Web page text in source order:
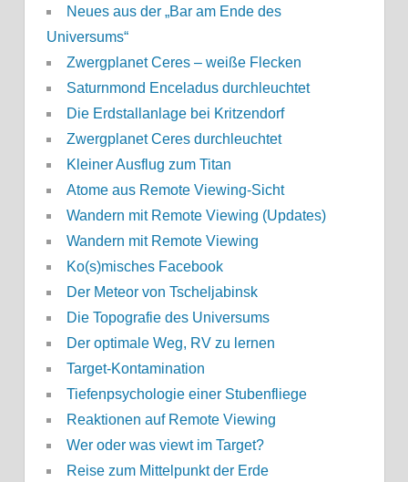
Neues aus der „Bar am Ende des
Universums“
Zwergplanet Ceres – weiße Flecken
Saturnmond Enceladus durchleuchtet
Die Erdstallanlage bei Kritzendorf
Zwergplanet Ceres durchleuchtet
Kleiner Ausflug zum Titan
Atome aus Remote Viewing-Sicht
Wandern mit Remote Viewing (Updates)
Wandern mit Remote Viewing
Ko(s)misches Facebook
Der Meteor von Tscheljabinsk
Die Topografie des Universums
Der optimale Weg, RV zu lernen
Target-Kontamination
Tiefenpsychologie einer Stubenfliege
Reaktionen auf Remote Viewing
Wer oder was viewt im Target?
Reise zum Mittelpunkt der Erde